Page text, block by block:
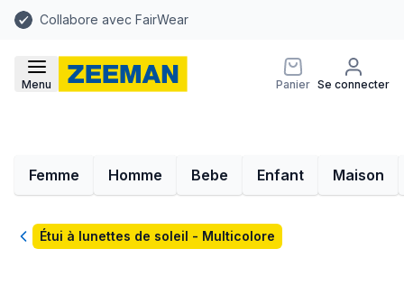
Collabore avec FairWear
Menu Panier Se connecter
Femme Homme Bebe Enfant Maison
RetourÉtui à lunettes de soleil - Multicolore